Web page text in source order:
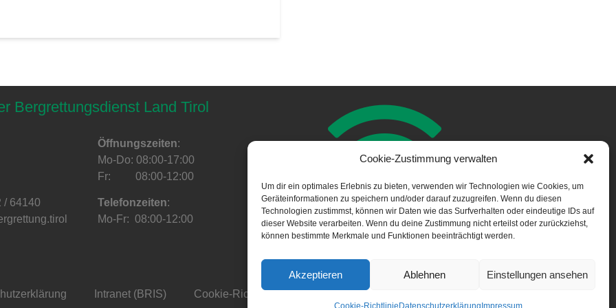
Cookie-Zustimmung verwalten
Um dir ein optimales Erlebnis zu bieten, verwenden wir Technologien wie Cookies, um
Geräteinformationen zu speichern und/oder darauf zuzugreifen. Wenn du diesen
Technologien zustimmst, können wir Daten wie das Surfverhalten oder eindeutige IDs auf
dieser Website verarbeiten. Wenn du deine Zustimmung nicht erteilst oder zurückziehst,
können bestimmte Merkmale und Funktionen beeinträchtigt werden.
Akzeptieren Ablehnen Einstellungen ansehen
Cookie-Richtlinie Datenschutzerklärung Impressum
Bergrettungsdienst Land Tirol
/ 64140
Öffnungszeiten:
Mo-Do: 08:00-17:00
Fr: 08:00-12:00
Telefonzeiten:
Mo-Fr: 08:00-12:00
NOTFALL APP
Intranet (BRIS) Cookie-Richtlinie (EU)